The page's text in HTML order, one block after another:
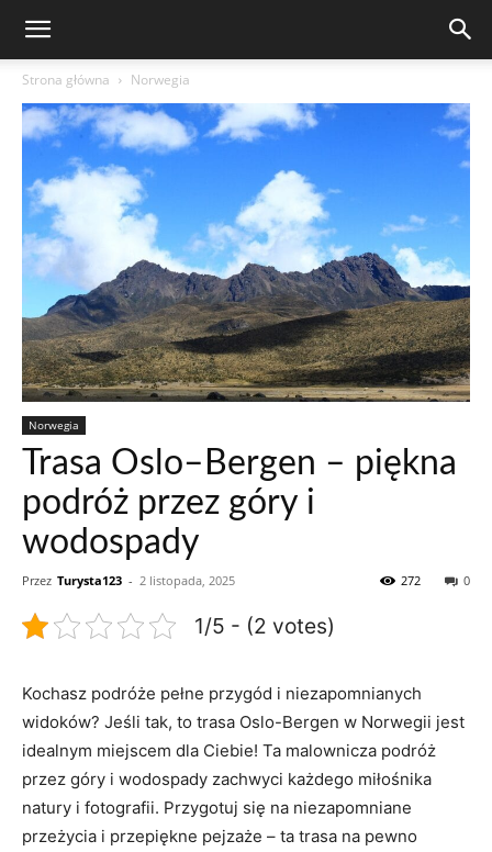
Strona główna Norwegia
Norwegia
Trasa Oslo–Bergen – piękna
podróż przez góry i
wodospady
Przez Turysta123 - 2 listopada, 2025 0
272
1/5 - (2 votes)
Kochasz podróże ‍pełne ​przygód​ i‍ niezapomnianych
‍widoków? Jeśli tak, to ⁤trasa Oslo-Bergen w Norwegii jest
idealnym miejscem⁤ dla Ciebie! Ta malownicza ⁢podróż
przez ⁤góry i wodospady⁤ zachwyci​ każdego miłośnika
⁣natury i fotografii. Przygotuj‌ się ​na niezapomniane
przeżycia i przepiękne pejzaże – ta‌ trasa na pewno⁣